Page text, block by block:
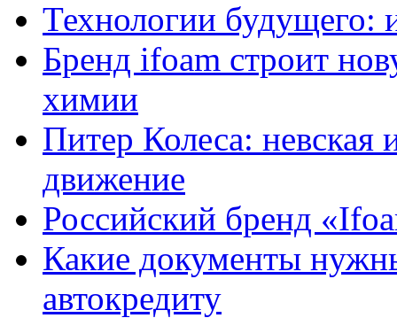
Технологии будущего:
Бренд ifoam строит
химии
Питер Колеса: невская
движение
Российский бренд
Какие документы
автокредиту